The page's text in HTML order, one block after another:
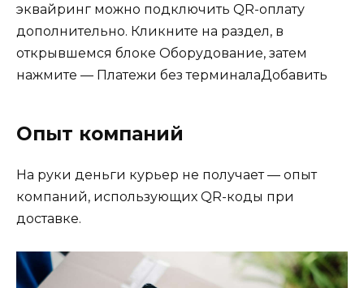
эквайринг можно подключить QR-оплату
дополнительно. Кликните на раздел, в
открывшемся блоке Оборудование, затем
нажмите — Платежи без терминалаДобавить
Опыт компаний
На руки деньги курьер не получает — опыт
компаний, использующих QR-коды при
доставке.